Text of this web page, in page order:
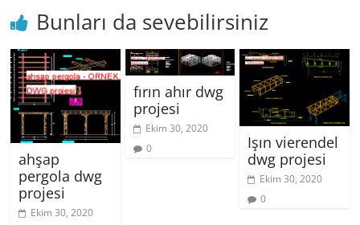
Bunları da sevebilirsiniz
ahşap
pergola dwg
projesi
Ekim 30, 2020
fırın ahır dwg
projesi
Ekim 30, 2020
0
Işın vierendel
dwg projesi
Ekim 30, 2020
0